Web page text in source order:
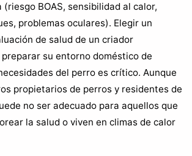
(riesgo BOAS, sensibilidad al calor,
problemas oculares). Elegir un
de salud de un criador
su entorno doméstico de
del perro es crítico. Aunque
propietarios de perros y residentes de
no ser adecuado para aquellos que
la salud o viven en climas de calor